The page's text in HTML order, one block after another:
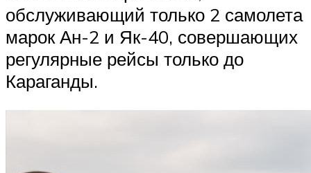
обслуживающий только 2 самолета
марок Ан-2 и Як-40, совершающих
регулярные рейсы только до
Караганды.